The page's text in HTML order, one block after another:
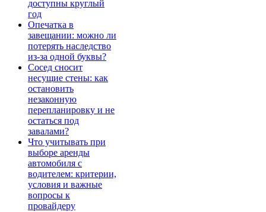
доступны круглый
год
Опечатка в
завещании: можно ли
потерять наследство
из-за одной буквы?
Сосед сносит
несущие стены: как
остановить
незаконную
перепланировку и не
остаться под
завалами?
Что учитывать при
выборе аренды
автомобиля с
водителем: критерии,
условия и важные
вопросы к
провайдеру